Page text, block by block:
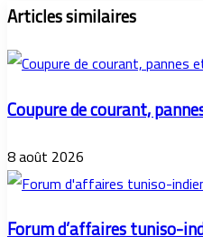
Articles similaires
Coupure de courant,
8 août 2026
Forum d’affaires tuniso-